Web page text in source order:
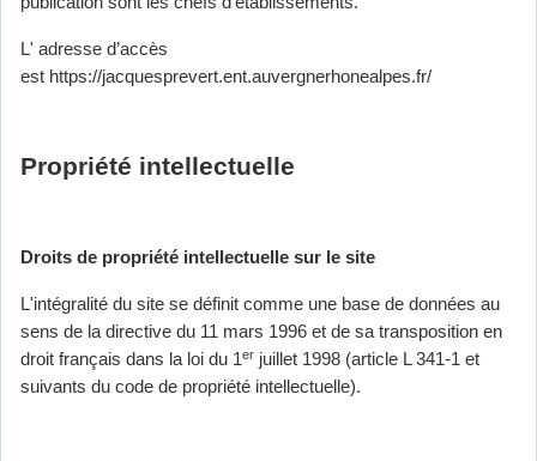
L' adresse d’accès
est https://jacquesprevert.ent.auvergnerhonealpes.fr/
Propriété intellectuelle
Droits de propriété intellectuelle sur le site
L'intégralité du site se définit comme une base de données au
sens de la directive du 11 mars 1996 et de sa transposition en
droit français dans la loi du 1er juillet 1998 (article L 341-1 et
suivants du code de propriété intellectuelle).